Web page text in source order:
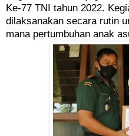
Ke-77 TNI tahun 2022.
dilaksanakan secara rutin
mana pertumbuhan anak